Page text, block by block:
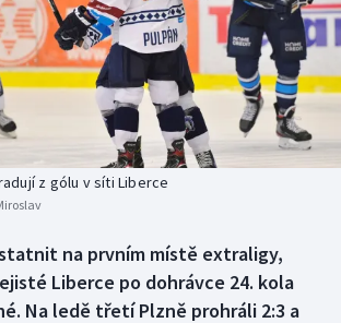
z gólu v síti Liberce
na prvním místě extraligy,
Liberce po dohrávce 24. kola
Na ledě třetí Plzně prohráli 2:3 a